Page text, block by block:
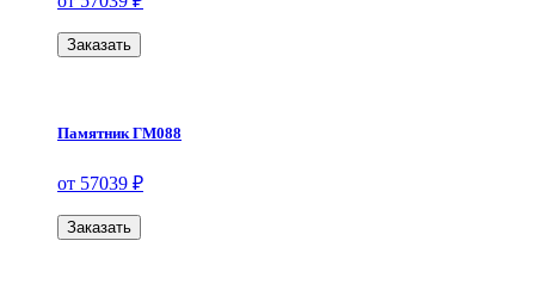
Заказать
Памятник ГМ088
от 57039 ₽
Заказать